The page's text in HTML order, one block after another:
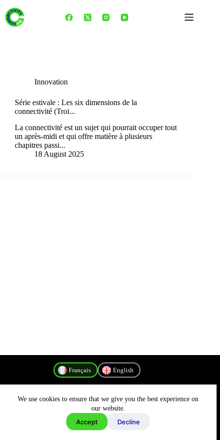
content
We use cookies to ensure that we give you the best experience on
our website.
Accept Decline
Innovation
Série estivale : Les six dimensions de la
connectivité (Troi...
La connectivité est un sujet qui pourrait occuper tout
un après-midi et qui offre matière à plusieurs
chapitres passi...
18 August 2025
Français English
Politique de confidentialité
Copyright © 2026 - MyConnectivity